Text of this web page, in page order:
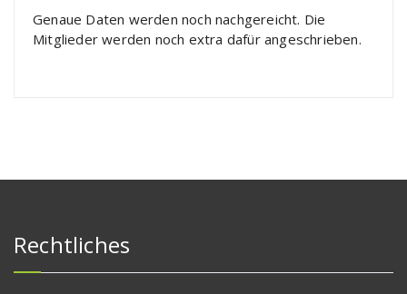
Genaue Daten werden noch nachgereicht. Die
Mitglieder werden noch extra dafür angeschrieben.
Rechtliches